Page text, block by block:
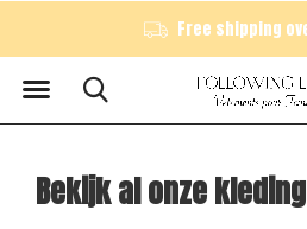
JPH: 020 489 9006 - DIJK: 020
Bekijk al onze kleding